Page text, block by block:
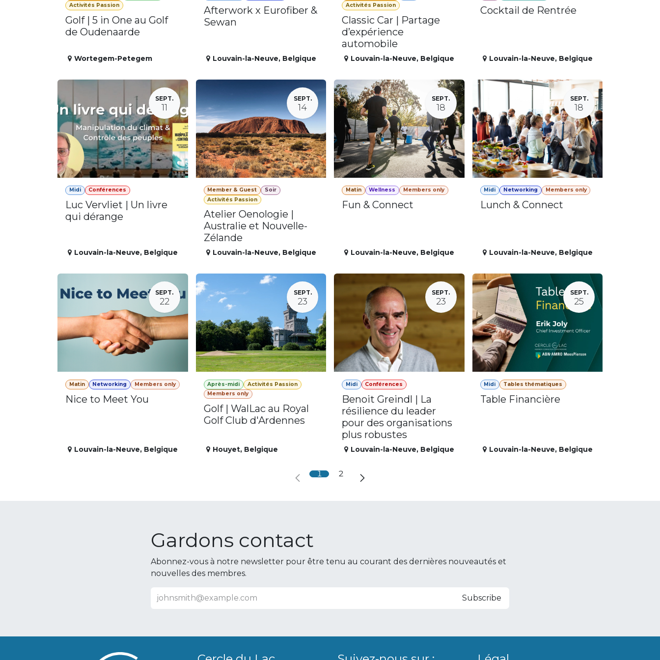
Activités Passion
Golf | 5 in One au Golf
de Oudenaarde
Wortegem-Petegem
Afterwork x Eurofiber &
Sewan
Louvain-la-Neuve, Belgique
Activités Passion
Classic Car | Partage
d’expérience
automobile
Louvain-la-Neuve, Belgique
Cocktail de Rentrée
Louvain-la-Neuve, Belgique
SEPT.
11
Midi Conférences
Luc Vervliet | Un livre
qui dérange
Louvain-la-Neuve, Belgique
SEPT.
14
Member & Guest
Soir
Activités Passion
Atelier Oenologie |
Australie et Nouvelle-
Zélande
Louvain-la-Neuve, Belgique
SEPT.
18
Matin Wellness Members only
Fun & Connect
Louvain-la-Neuve, Belgique
SEPT.
18
Midi Networking Members only
Lunch & Connect
Louvain-la-Neuve, Belgique
SEPT.
22
Matin Networking Members only
Nice to Meet You
Louvain-la-Neuve, Belgique
SEPT.
23
Après-midi
Activités Passion
Members only
Golf | WalLac au Royal
Golf Club d'Ardennes
Houyet, Belgique
SEPT.
23
Midi Conférences
Benoit Greindl | La
résilience du leader
pour des organisations
plus robustes
Louvain-la-Neuve, Belgique
SEPT.
25
Midi Tables thématiques
Table Financière
Louvain-la-Neuve, Belgique
1 2
Gardons contact
Abonnez-vous à notre newsletter pour être tenu au courant des dernières nouveautés et
nouvelles des membres.
Subscribe